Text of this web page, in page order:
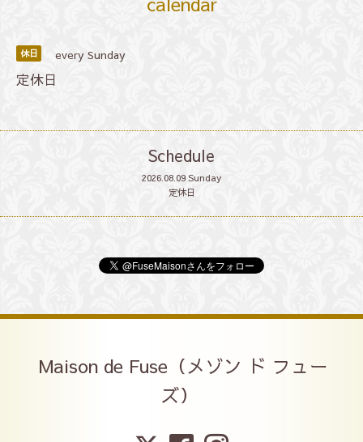
休日 every Sunday
定休日
Schedule
2026.08.09 Sunday
定休日
Maison de Fuse（メゾン ド フュー
ズ）